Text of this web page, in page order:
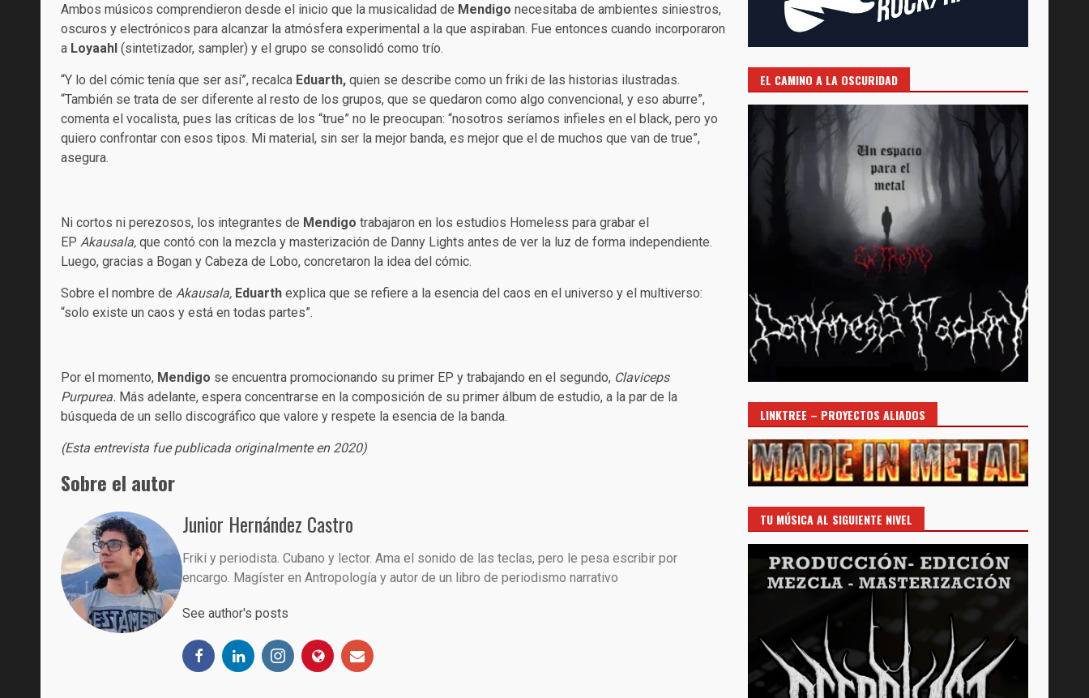
Ambos músicos comprendieron desde el inicio que la musicalidad de Mendigo necesitaba de ambientes siniestros,
oscuros y electrónicos para alcanzar la atmósfera experimental a la que aspiraban. Fue entonces cuando incorporaron
a Loyaahl (sintetizador, sampler) y el grupo se consolidó como trío.
“Y lo del cómic tenía que ser así”, recalca Eduarth, quien se describe como un friki de las historias ilustradas.
“También se trata de ser diferente al resto de los grupos, que se quedaron como algo convencional, y eso aburre”,
comenta el vocalista, pues las críticas de los “true” no le preocupan: “nosotros seríamos infieles en el black, pero yo
quiero confrontar con esos tipos. Mi material, sin ser la mejor banda, es mejor que el de muchos que van de true”,
asegura.
Ni cortos ni perezosos, los integrantes de Mendigo trabajaron en los estudios Homeless para grabar el
EP Akausala, que contó con la mezcla y masterización de Danny Lights antes de ver la luz de forma independiente.
Luego, gracias a Bogan y Cabeza de Lobo, concretaron la idea del cómic.
Sobre el nombre de Akausala, Eduarth explica que se refiere a la esencia del caos en el universo y el multiverso:
“solo existe un caos y está en todas partes”.
Por el momento, Mendigo se encuentra promocionando su primer EP y trabajando en el segundo, Claviceps
Purpurea. Más adelante, espera concentrarse en la composición de su primer álbum de estudio, a la par de la
búsqueda de un sello discográfico que valore y respete la esencia de la banda.
(Esta entrevista fue publicada originalmente en 2020)
Sobre el autor
Junior Hernández Castro
Friki y periodista. Cubano y lector. Ama el sonido de las teclas, pero le pesa escribir por
encargo. Magíster en Antropología y autor de un libro de periodismo narrativo
See author's posts
EL CAMINO A LA OSCURIDAD
LINKTREE – PROYECTOS ALIADOS
TU MÚSICA AL SIGUIENTE NIVEL